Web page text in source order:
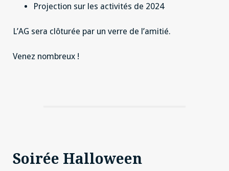
Projection sur les activités de 2024
L’AG sera clôturée par un verre de l’amitié.
Venez nombreux !
Soirée Halloween